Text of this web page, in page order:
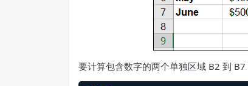
要计算包含数字的两个单独区域 B2 到